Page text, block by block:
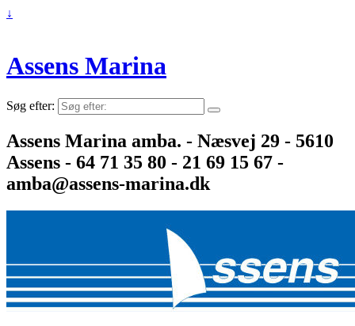
↓
Assens Marina
Søg efter:
Assens Marina amba. - Næsvej 29 - 5610
Assens - 64 71 35 80 - 21 69 15 67 -
amba@assens-marina.dk